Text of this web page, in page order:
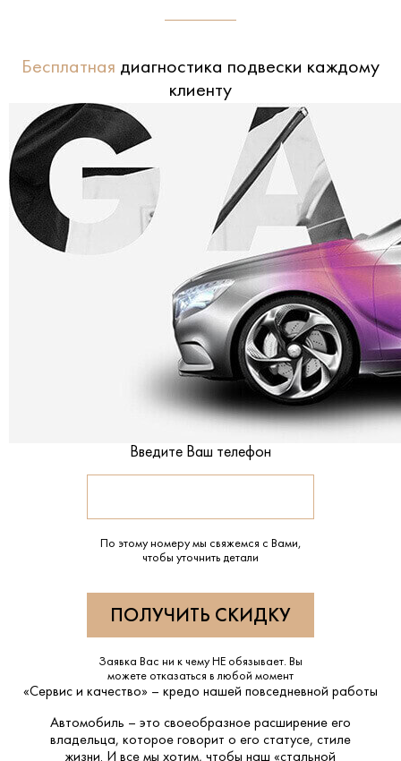
Бесплатная диагностика подвески каждому
клиенту
Введите Ваш телефон
По этому номеру мы свяжемся с Вами,
чтобы уточнить детали
Заявка Вас ни к чему НЕ обязывает. Вы
можете отказаться в любой момент
«Сервис и качество» – кредо нашей повседневной работы
Автомобиль – это своеобразное расширение его
владельца, которое говорит о его статусе, стиле
жизни. И все мы хотим, чтобы наш «стальной